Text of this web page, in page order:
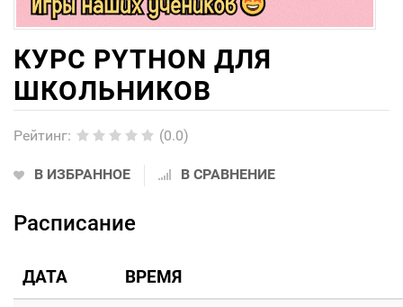
КУРС PYTHON ДЛЯ
ШКОЛЬНИКОВ
Рейтинг: (0.0)
В ИЗБРАННОЕ В СРАВНЕНИЕ
Расписание
ДАТА ВРЕМЯ